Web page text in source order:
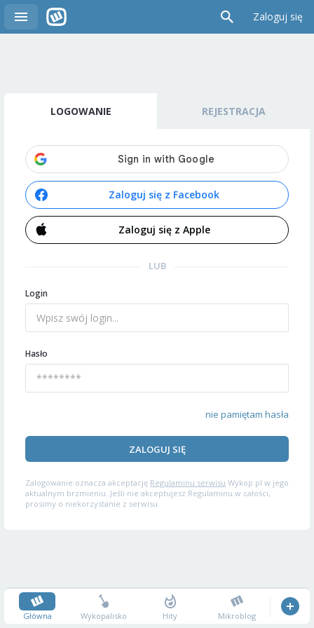
Zaloguj się
LOGOWANIE REJESTRACJA
Zaloguj się z Facebook
Zaloguj się z Apple
LUB
Login
Hasło
nie pamiętam hasła
ZALOGUJ SIĘ
Zalogowanie oznacza akceptację Regulaminu serwisu Wykop.pl w jego
aktualnym brzmieniu. Jeśli nie akceptujesz Regulaminu w całości,
prosimy o niekorzystanie z serwisu.
Główna Wykopalisko Hity Mikroblog